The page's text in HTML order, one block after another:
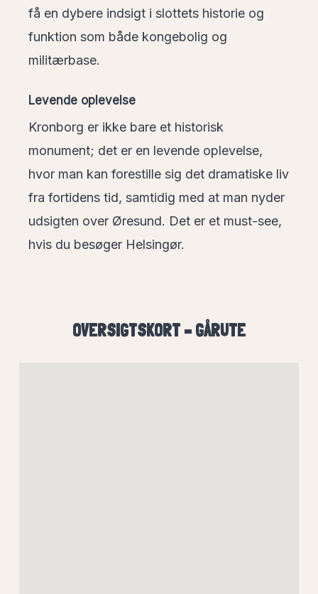
få en dybere indsigt i slottets historie og
funktion som både kongebolig og
militærbase.
Levende oplevelse
Kronborg er ikke bare et historisk
monument; det er en levende oplevelse,
hvor man kan forestille sig det dramatiske liv
fra fortidens tid, samtidig med at man nyder
udsigten over Øresund. Det er et must-see,
hvis du besøger Helsingør.
OVERSIGTSKORT – GÅRUTE